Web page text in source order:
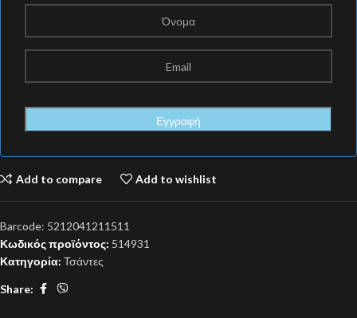
Add to compare Add to wishlist
Barcode: 5212041211511
Κωδικός προϊόντος: 514931
Κατηγορία: Τσάντες
Share: